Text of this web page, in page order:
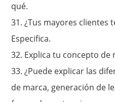
qué.
31.¿Tus mayores clientes
Especifica.
32. Explica tu concepto de
33. ¿Puede explicar las
de marca, generación de